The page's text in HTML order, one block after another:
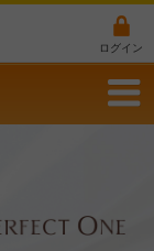
ログイン